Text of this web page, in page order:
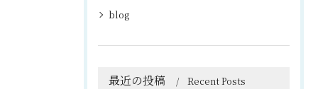
blog
最近の投稿 Recent Posts